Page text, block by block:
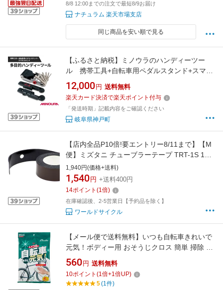
8/8 12:00までの注文で最短8/9お届け
ナチュラム 楽天市場支店
同じ商品を安い順で見る
【ふるさと納税】ミノウラのハンディーツー
ル 携帯工具+自転車用ペダルスタンド+スマホ
スタンド「HPS-9」【1362691】
12,000 円 送料無料
楽天カード決済で楽天ポイント付与
「発送時期」記載内容をご確認ください
岐阜県神戸町
【店内全品P10倍!要エントリー8/11まで】【M
便】ミズタニ チューブラーテープ TRT-1S 1本
分
1,940円(価格+送料)
1,540 円 +送料400円
14ポイント (1倍)
在庫確認後、2-5営業日【予約品を除く】
ワールドサイクル
【メール便で送料無料】いつも自転車きれいで
元気！ボディー用 おそうじクロス 簡単 掃除 自
転車 ウィットタイプ Dixna ディズナ
560 円 送料無料
10ポイント (1倍+1倍UP)
5(1件)